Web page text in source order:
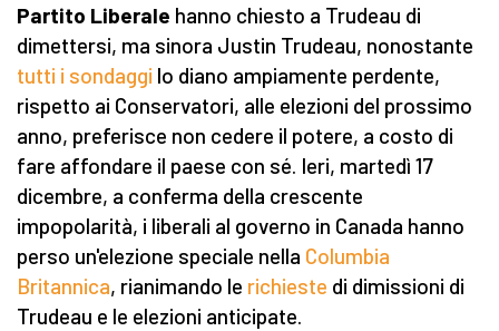
Partito Liberale hanno chiesto a Trudeau di
dimettersi, ma sinora Justin Trudeau, nonostante
tutti i sondaggi lo diano ampiamente perdente,
rispetto ai Conservatori, alle elezioni del prossimo
anno, preferisce non cedere il potere, a costo di
fare affondare il paese con sé. Ieri, martedì 17
dicembre, a conferma della crescente
impopolarità, i liberali al governo in Canada hanno
perso un'elezione speciale nella Columbia
Britannica, rianimando le richieste di dimissioni di
Trudeau e le elezioni anticipate.